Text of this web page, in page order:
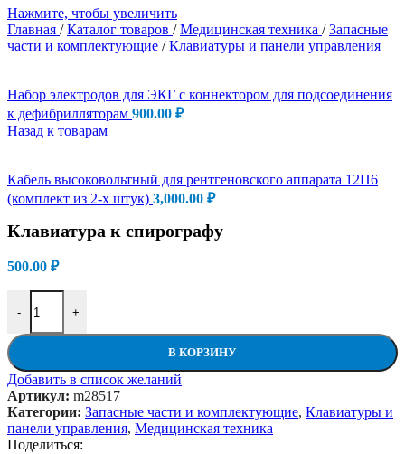
Нажмите, чтобы увеличить
Главная / Каталог товаров / Медицинская техника / Запасные
части и комплектующие / Клавиатуры и панели управления
Набор электродов для ЭКГ с коннектором для подсоединения
к дефибрилляторам 900.00 ₽
Назад к товарам
Кабель высоковольтный для рентгеновского аппарата 12П6
(комплект из 2-х штук) 3,000.00 ₽
Клавиатура к спирографу
500.00 ₽
-
Количество товара Клавиатура к спирографу
+
В КОРЗИНУ
Добавить в список желаний
Артикул: m28517
Категории: Запасные части и комплектующие, Клавиатуры и
панели управления, Медицинская техника
Поделиться: